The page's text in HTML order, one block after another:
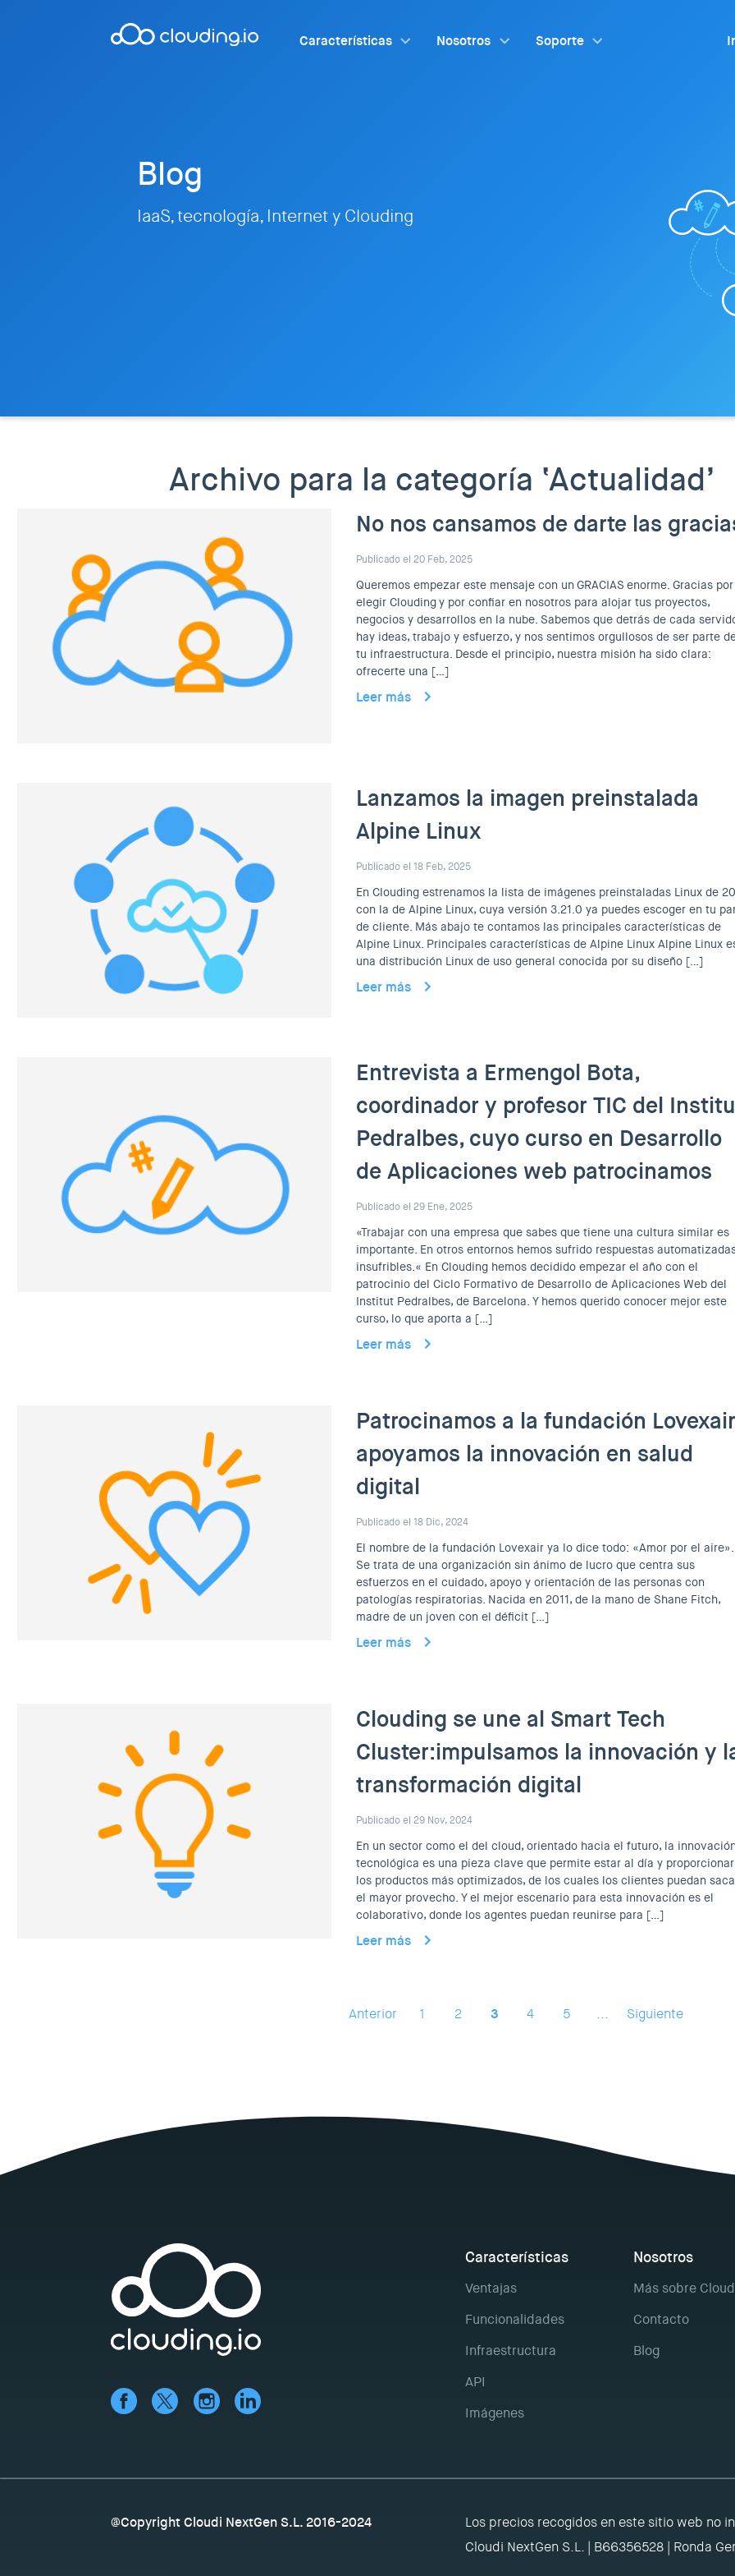
Características Nosotros Soporte
Blog
IaaS, tecnología, Internet y Clouding
Archivo para la categoría ‘Actualidad’
No nos cansamos de darte las
Publicado el 20 Feb, 2025
Queremos empezar este mensaje con un GRACIAS enorme. Gracias por
elegir Clouding y por confiar en nosotros para alojar tus proyectos,
negocios y desarrollos en la nube. Sabemos que detrás de cada
hay ideas, trabajo y esfuerzo, y nos sentimos orgullosos de ser parte
tu infraestructura. Desde el principio, nuestra misión ha sido clara:
ofrecerte una […]
Leer más
Lanzamos la imagen preinstalada
Alpine Linux
Publicado el 18 Feb, 2025
En Clouding estrenamos la lista de imágenes preinstaladas Linux de
con la de Alpine Linux, cuya versión 3.21.0 ya puedes escoger en tu
de cliente. Más abajo te contamos las principales características de
Alpine Linux. Principales características de Alpine Linux Alpine Linux
una distribución Linux de uso general conocida por su diseño […]
Leer más
Entrevista a Ermengol Bota,
coordinador y profesor TIC del
Pedralbes, cuyo curso en Desarrollo
de Aplicaciones web patrocinamos
Publicado el 29 Ene, 2025
«Trabajar con una empresa que sabes que tiene una cultura similar es
importante. En otros entornos hemos sufrido respuestas
insufribles.« En Clouding hemos decidido empezar el año con el
patrocinio del Ciclo Formativo de Desarrollo de Aplicaciones Web del
Institut Pedralbes, de Barcelona. Y hemos querido conocer mejor este
curso, lo que aporta a […]
Leer más
Patrocinamos a la fundación
apoyamos la innovación en salud
digital
Publicado el 18 Dic, 2024
El nombre de la fundación Lovexair ya lo dice todo: «Amor por el aire».
Se trata de una organización sin ánimo de lucro que centra sus
esfuerzos en el cuidado, apoyo y orientación de las personas con
patologías respiratorias. Nacida en 2011, de la mano de Shane Fitch,
madre de un joven con el déficit […]
Leer más
Clouding se une al Smart Tech
Cluster:impulsamos la innovación y
transformación digital
Publicado el 29 Nov, 2024
En un sector como el del cloud, orientado hacia el futuro, la
tecnológica es una pieza clave que permite estar al día y proporcionar
los productos más optimizados, de los cuales los clientes puedan
el mayor provecho. Y el mejor escenario para esta innovación es el
colaborativo, donde los agentes puedan reunirse para […]
Leer más
Anterior 1 2 3 4 5 ... Siguiente
Características
Ventajas
Funcionalidades
Infraestructura
API
Imágenes
Nosotros
Más sobre
Contacto
Blog
@Copyright Cloudi NextGen S.L. 2016-2024
Los precios recogidos en este sitio web no
Cloudi NextGen S.L. | B66356528 | Ronda